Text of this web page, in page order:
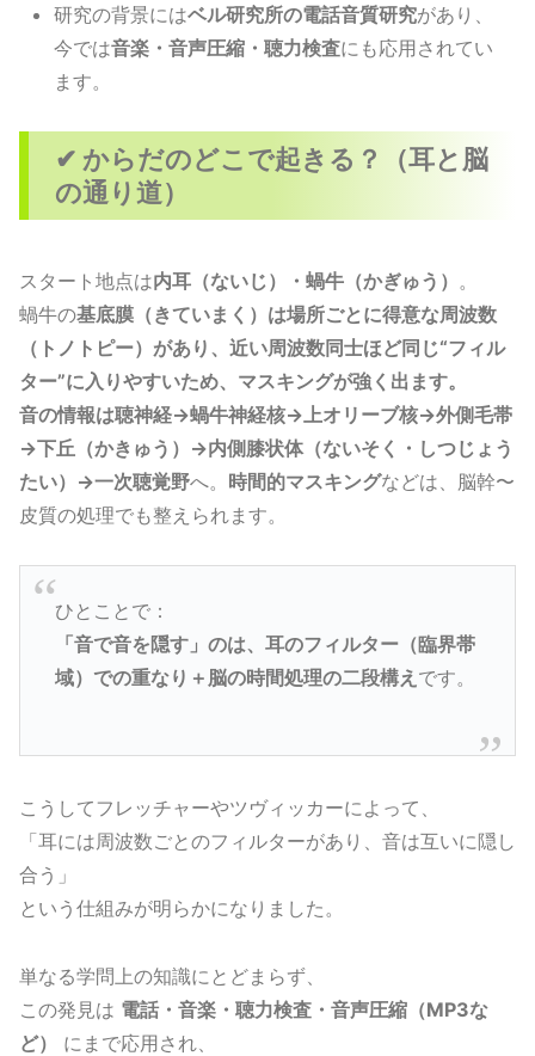
研究の背景にはベル研究所の電話音質研究があり、
今では音楽・音声圧縮・聴力検査にも応用されてい
ます。
✔ からだのどこで起きる？（耳と脳
の通り道）
スタート地点は内耳（ないじ）・蝸牛（かぎゅう） 。
蝸牛の基底膜（きていまく）は場所ごとに得意な周波数
（トノトピー）があり、近い周波数同士ほど同じ“フィル
ター”に入りやすいため、マスキングが強く出ます。
音の情報は聴神経→蝸牛神経核→上オリーブ核→外側毛帯
→下丘（かきゅう）→内側膝状体（ないそく・しつじょう
たい）→一次聴覚野へ。 時間的マスキングなどは、脳幹〜
皮質の処理でも整えられます。
ひとことで：
「音で音を隠す」のは、耳のフィルター（臨界帯
域）での重なり＋脳の時間処理の二段構え です。
こうしてフレッチャーやツヴィッカーによって、
「耳には周波数ごとのフィルターがあり、音は互いに隠し
合う」
という仕組みが明らかになりました。
単なる学問上の知識にとどまらず、
この発見は 電話・音楽・聴力検査・音声圧縮（MP3な
ど）
にまで応用され、